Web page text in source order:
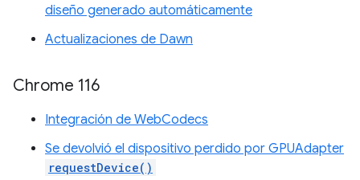
diseño generado automáticamente
Actualizaciones de Dawn
Chrome 116
Integración de WebCodecs
Se devolvió el dispositivo perdido por GPUAdapter
requestDevice()